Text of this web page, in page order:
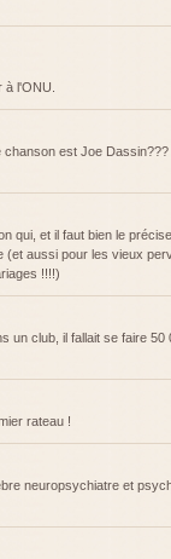
l'ONU.
est Joe
qui, et il faut bien le
(et aussi pour les vieux
!!!!)
un club, il fallait se faire 50
rateau !
neuropsychiatre et